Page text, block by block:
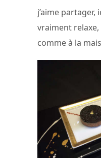
j’aime partager,
vraiment
comme à la